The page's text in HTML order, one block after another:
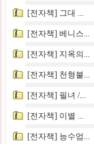
[전자책] 그대 ...
[전자책] 베니스...
[전자책] 지옥의...
[전자책] 천형불...
[전자책] 필녀 /...
[전자책] 이별 ...
[전자책] 능수엄...